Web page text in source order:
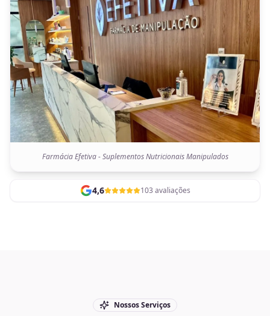
Farmácia Efetiva - Suplementos Nutricionais Manipulados
4,6 103 avaliações
Nossos Serviços